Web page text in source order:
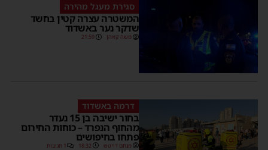
סגירת מעגל מהירה
המשטרה עצרה קטין בחשד
שדקר נער באשדוד
משה קאהן 21:59
דרמה באשדוד
בחור ישיבה בן 15 נעדר
מהחוף הנפרד – כוחות החירום
פתחו בחיפושים
מנחם דויטש 18:32 1 תגובות